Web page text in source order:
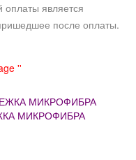
является
после оплаты.
''
МИКРОФИБРА